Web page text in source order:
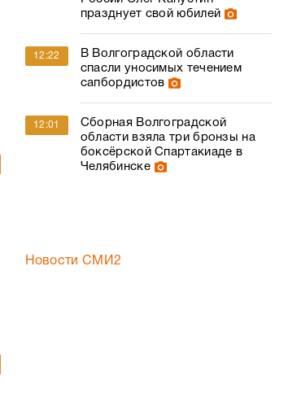
празднует свой юбилей
12:22
В Волгоградской области
спасли уносимых течением
сапбордистов
12:01
Сборная Волгоградской
области взяла три бронзы на
боксёрской Спартакиаде в
Челябинске
Новости СМИ2